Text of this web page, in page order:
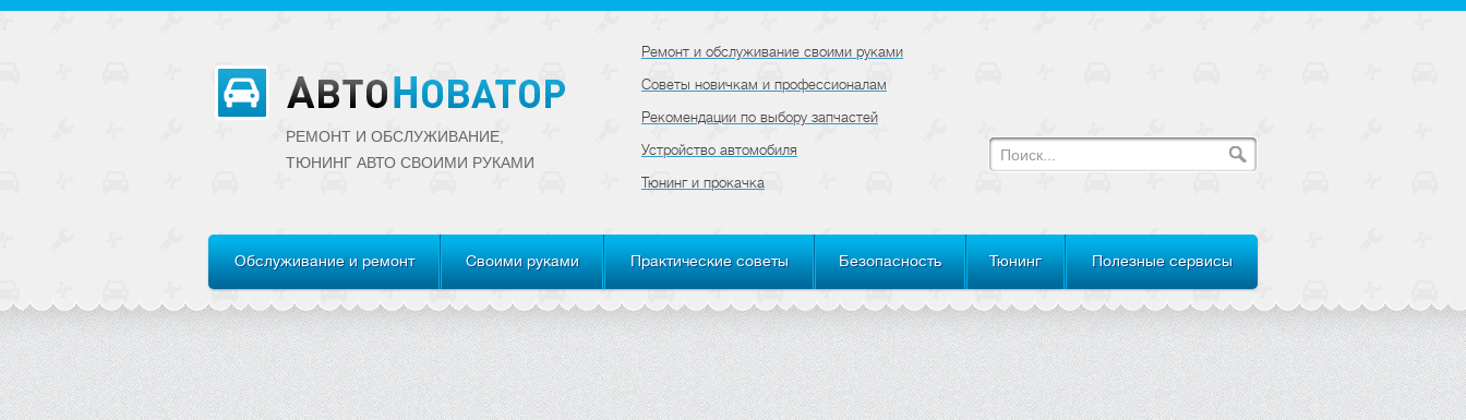
РЕМОНТ И ОБСЛУЖИВАНИЕ,
ТЮНИНГ АВТО CВОИМИ РУКАМИ
Ремонт и обслуживание своими руками
Советы новичкам и профессионалам
Рекомендации по выбору запчастей
Устройство автомобиля
Тюнинг и прокачка
Обслуживание и ремонт Своими руками Практические советы Безопасность Тюнинг Полезные сервисы